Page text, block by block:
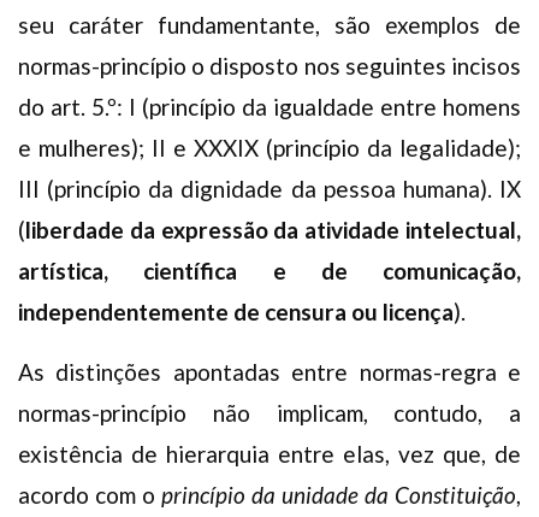
seu caráter fundamentante, são exemplos de
normas-princípio o disposto nos seguintes incisos
do art. 5.º: I (princípio da igualdade entre homens
e mulheres); II e XXXIX (princípio da legalidade);
III (princípio da dignidade da pessoa humana). IX
(liberdade da expressão da atividade intelectual,
artística, científica e de comunicação,
independentemente de censura ou licença).
As distinções apontadas entre normas-regra e
normas-princípio não implicam, contudo, a
existência de hierarquia entre elas, vez que, de
acordo com o princípio da unidade da Constituição,